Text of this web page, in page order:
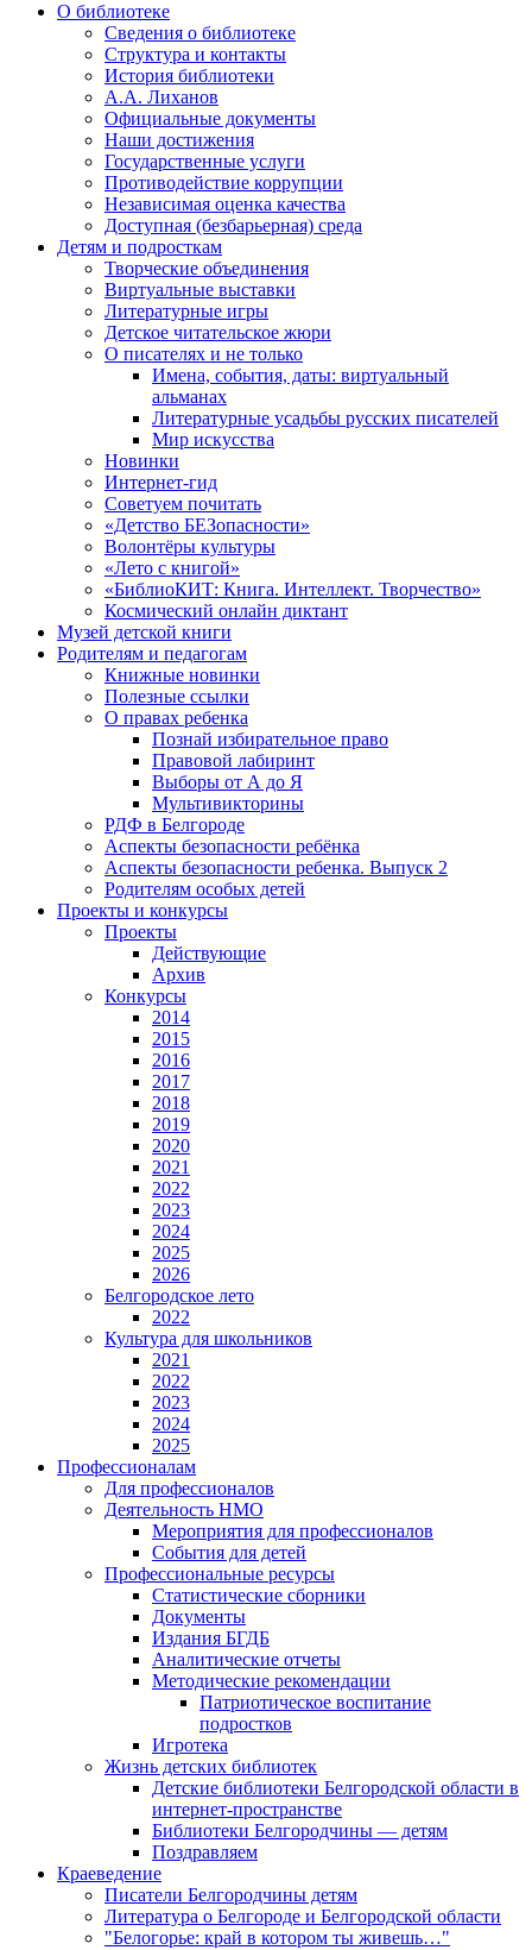
О библиотеке
Сведения о библиотеке
Структура и контакты
История библиотеки
А.А. Лиханов
Официальные документы
Наши достижения
Государственные услуги
Противодействие коррупции
Независимая оценка качества
Доступная (безбарьерная) среда
Детям и подросткам
Творческие объединения
Виртуальные выставки
Литературные игры
Детское читательское жюри
О писателях и не только
Имена, события, даты: виртуальный
альманах
Литературные усадьбы русских писателей
Мир искусства
Новинки
Интернет-гид
Советуем почитать
«Детство БЕЗопасности»
Волонтёры культуры
«Лето с книгой»
«БиблиоКИТ: Книга. Интеллект. Творчество»
Космический онлайн диктант
Музей детской книги
Родителям и педагогам
Книжные новинки
Полезные ссылки
О правах ребенка
Познай избирательное право
Правовой лабиринт
Выборы от А до Я
Мультивикторины
РДФ в Белгороде
Аспекты безопасности ребёнка
Аспекты безопасности ребенка. Выпуск 2
Родителям особых детей
Проекты и конкурсы
Проекты
Действующие
Архив
Конкурсы
2014
2015
2016
2017
2018
2019
2020
2021
2022
2023
2024
2025
2026
Белгородское лето
2022
Культура для школьников
2021
2022
2023
2024
2025
Профессионалам
Для профессионалов
Деятельность НМО
Мероприятия для профессионалов
События для детей
Профессиональные ресурсы
Статистические сборники
Документы
Издания БГДБ
Аналитические отчеты
Методические рекомендации
Патриотическое воспитание
подростков
Игротека
Жизнь детских библиотек
Детские библиотеки Белгородской области в
интернет-пространстве
Библиотеки Белгородчины — детям
Поздравляем
Краеведение
Писатели Белгородчины детям
Литература о Белгороде и Белгородской области
"Белогорье: край в котором ты живешь…"